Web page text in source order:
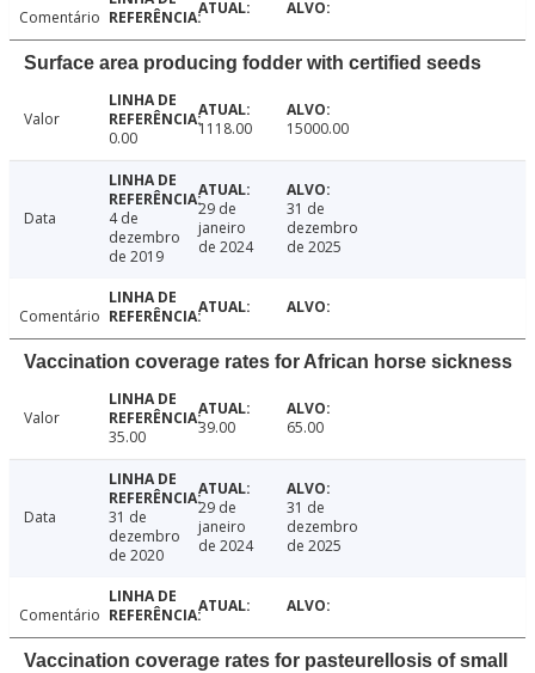
Comentário
Surface area producing fodder with certified seeds
Valor
0.00
1118.00 15000.00
Data
4 de
dezembro
de 2019
29 de
janeiro
de 2024
31 de
dezembro
de 2025
Comentário
Vaccination coverage rates for African horse sickness
Valor
35.00
39.00 65.00
Data
31 de
dezembro
de 2020
29 de
janeiro
de 2024
31 de
dezembro
de 2025
Comentário
Vaccination coverage rates for pasteurellosis of small